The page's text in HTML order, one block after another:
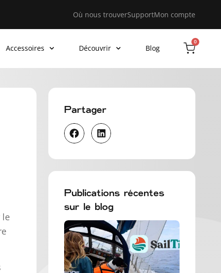
Où nous trouverSupportMon compte
Accessoires Découvrir Blog
0
le
Partager
Publications récentes
sur le blog